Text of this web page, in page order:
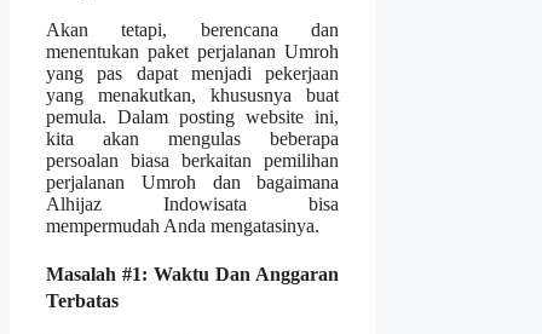
Akan tetapi, berencana dan
menentukan paket perjalanan Umroh
yang pas dapat menjadi pekerjaan
yang menakutkan, khususnya buat
pemula. Dalam posting website ini,
kita akan mengulas beberapa
persoalan biasa berkaitan pemilihan
perjalanan Umroh dan bagaimana
Alhijaz Indowisata bisa
mempermudah Anda mengatasinya.
Masalah #1: Waktu Dan Anggaran
Terbatas